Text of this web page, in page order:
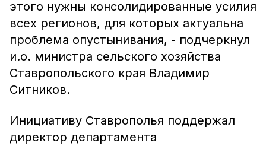
этого нужны консолидированные усилия
всех регионов, для которых актуальна
проблема опустынивания, - подчеркнул
и.о. министра сельского хозяйства
Ставропольского края Владимир
Ситников.
Инициативу Ставрополья поддержал
директор департамента